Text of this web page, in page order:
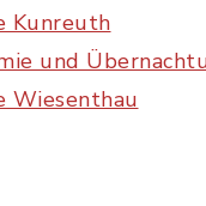
Kunreuth
und
Wiesenthau